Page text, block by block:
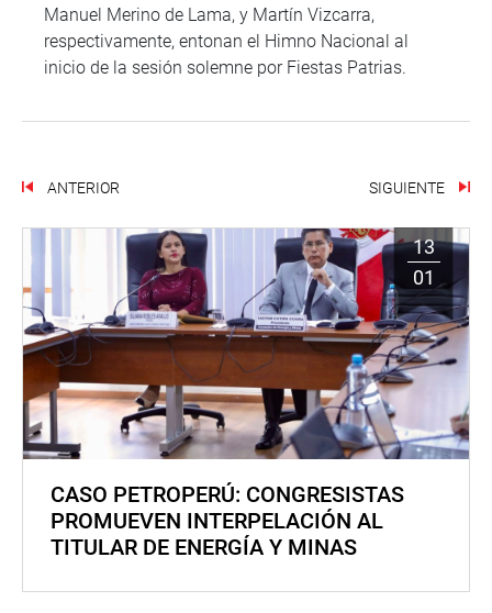
Manuel Merino de Lama, y Martín Vizcarra,
respectivamente, entonan el Himno Nacional al
inicio de la sesión solemne por Fiestas Patrias.
ANTERIOR SIGUIENTE
13
01
CASO PETROPERÚ: CONGRESISTAS
PROMUEVEN INTERPELACIÓN AL
TITULAR DE ENERGÍA Y MINAS